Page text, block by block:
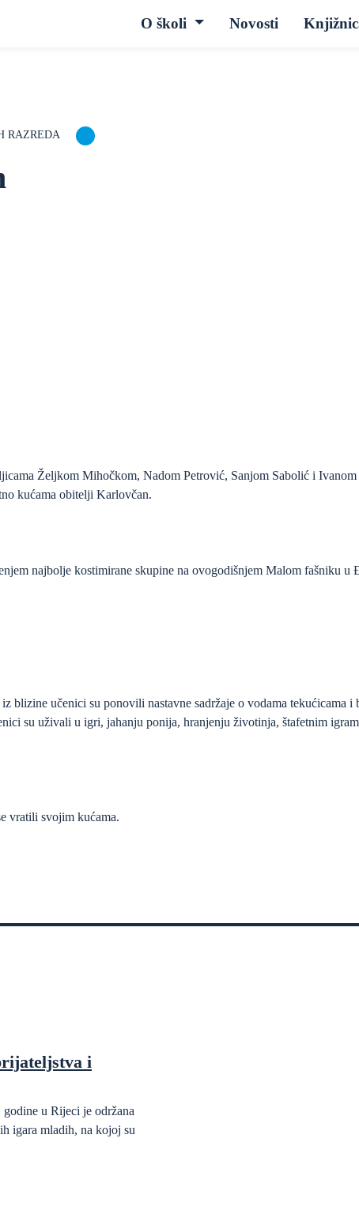
O školi Novosti
RAZREDA
Željkom Mihočkom, Nadom Petrović, Sanjom Sabolić i
kućama obitelji Karlovčan.
najbolje kostimirane skupine na ovogodišnjem Malom fašniku u
blizine učenici su ponovili nastavne sadržaje o vodama tekućicama
su uživali u igri, jahanju ponija, hranjenju životinja, štafetnim
vratili svojim kućama.
i
u Rijeci je održana
igara mladih, na kojoj su